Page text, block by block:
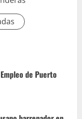
de Puerto